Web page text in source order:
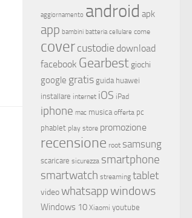
aggiornamento android apk
app bambini batteria cellulare come
covercustodie download
facebook Gearbest giochi
google gratis guida huawei
installare internet iOS iPad
iphone mac musica offerta pc
phablet play store promozione
recensione root samsung
scaricare sicurezza smartphone
smartwatch streaming tablet
videowhatsappwindows
Windows 10 Xiaomi youtube